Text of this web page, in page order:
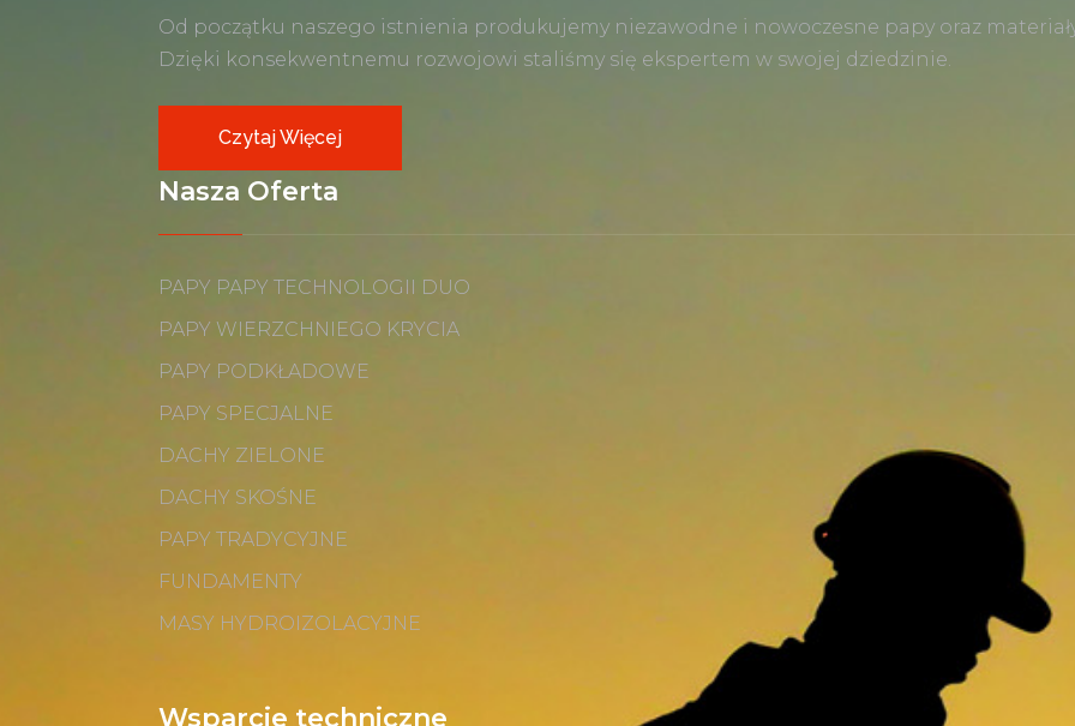
Od początku naszego istnienia produkujemy niezawodne i nowoczesne papy oraz
Dzięki konsekwentnemu rozwojowi staliśmy się ekspertem w swojej dziedzinie.
Czytaj Więcej
Nasza Oferta
PAPY PAPY TECHNOLOGII DUO
PAPY WIERZCHNIEGO KRYCIA
PAPY PODKŁADOWE
PAPY SPECJALNE
DACHY ZIELONE
DACHY SKOŚNE
PAPY TRADYCYJNE
FUNDAMENTY
MASY HYDROIZOLACYJNE
Wsparcie techniczne